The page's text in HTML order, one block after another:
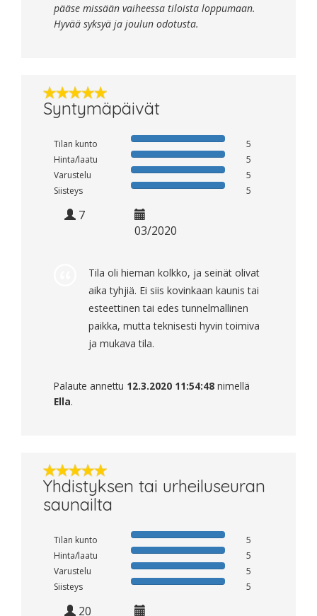
pääse missään vaiheessa tiloista loppumaan.
Hyvää syksyä ja joulun odotusta.
Syntymäpäivät
Tilan kunto
5
Hinta/laatu
5
Varustelu
5
Siisteys
5
7
03/2020
Tila oli hieman kolkko, ja seinät olivat
aika tyhjiä. Ei siis kovinkaan kaunis tai
esteettinen tai edes tunnelmallinen
paikka, mutta teknisesti hyvin toimiva
ja mukava tila.
Palaute annettu 12.3.2020 11:54:48 nimellä
Ella.
Yhdistyksen tai urheiluseuran
saunailta
Tilan kunto
5
Hinta/laatu
5
Varustelu
5
Siisteys
5
20